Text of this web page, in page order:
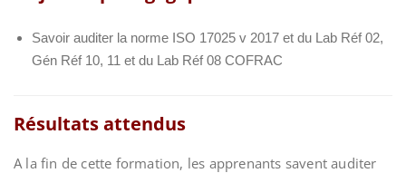
Savoir auditer la norme ISO 17025 v 2017 et du Lab Réf 02,
Gén Réf 10, 11 et du Lab Réf 08 COFRAC
Résultats attendus
A la fin de cette formation, les apprenants savent auditer